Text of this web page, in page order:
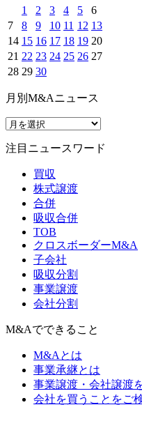
1
2 3 4 5
6
7
8 9 10 11 12 13
14 15 16 17 18 19 20
21 22 23 24 25 26 27
28 29 30
月別M&Aニュース
注目ニュースワード
買収
株式譲渡
合併
吸収合併
TOB
クロスボーダーM&A
子会社
吸収分割
事業譲渡
会社分割
M&Aでできること
M&Aとは
事業承継とは
事業譲渡・会社譲渡
会社を買うことをご